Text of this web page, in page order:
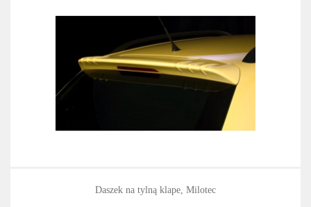
Daszek na tylną klape, Milotec